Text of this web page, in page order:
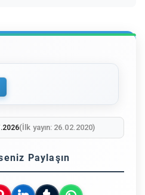
(İlk yayın: 26.02.2020)
Paylaşın